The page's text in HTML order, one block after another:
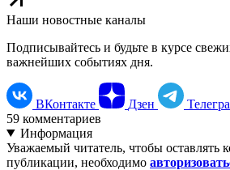
Наши новостные каналы
Подписывайтесь и будьте в курсе
важнейших событиях дня.
ВКонтакте Дзен
59 комментариев
Информация
Уважаемый читатель, чтобы оставлять
публикации, необходимо